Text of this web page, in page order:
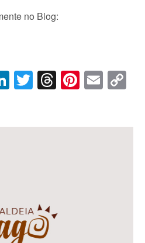
no Blog:
LinkedIn
Twitter
Threads